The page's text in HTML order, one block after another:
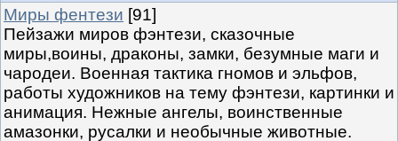
Миры фентези [91]
Пейзажи миров фэнтези, сказочные
миры,воины, драконы, замки, безумные маги и
чародеи. Военная тактика гномов и эльфов,
работы художников на тему фэнтези, картинки и
анимация. Нежные ангелы, воинственные
амазонки, русалки и необычные животные.